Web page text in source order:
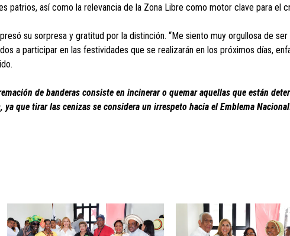
patrios, así como la relevancia de la Zona Libre como motor clave para el
su sorpresa y gratitud por la distinción. “Me siento muy orgullosa de
a participar en las festividades que se realizarán en los próximos días,
de banderas consiste en incinerar o quemar aquellas que están
ya que tirar las cenizas se considera un irrespeto hacia el Emblema